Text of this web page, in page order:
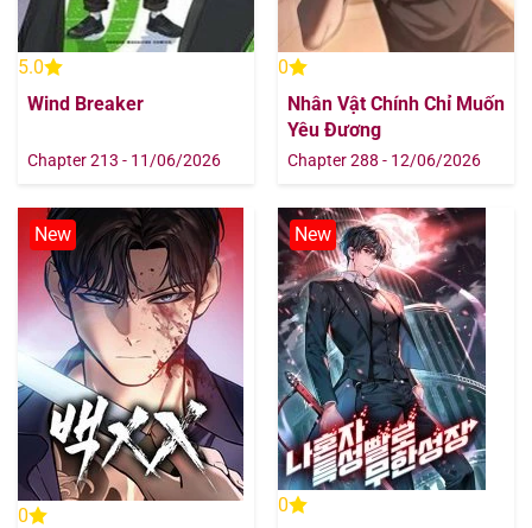
5.0
Wind Breaker
Chapter 213 - 11/06/2026
0
Nhân Vật Chính Chỉ Muốn
Yêu Đương
Chapter 288 - 12/06/2026
New
0
New
0